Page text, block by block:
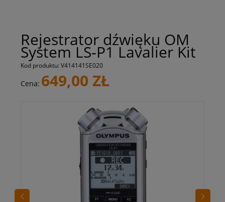
Rejestrator dźwięku OM
System LS‑P1 Lavalier Kit
Kod produktu: V414141SE020
Cena: 649,00 ZŁ